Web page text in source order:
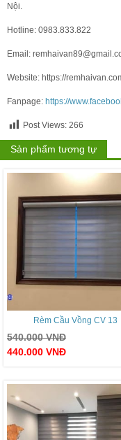
Nội.
Hotline: 0983.833.822
Email:
Website: https://
Fanpage: https://
Post Views: 266
Sản phẩm tương tự
Rèm Cầu Vồng CV 13
540.000VNĐ
440.000 VNĐ